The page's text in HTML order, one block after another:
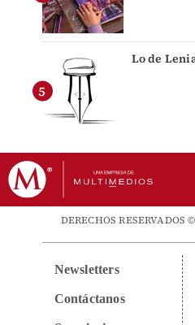
Lo de
DERECHOS RESERVADOS
Newsletters
Contáctanos